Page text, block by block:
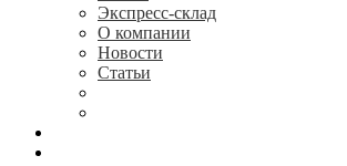
Экспресс-склад
О компании
Новости
Статьи